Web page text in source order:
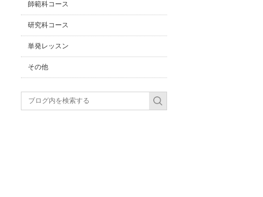
師範科コース
研究科コース
単発レッスン
その他